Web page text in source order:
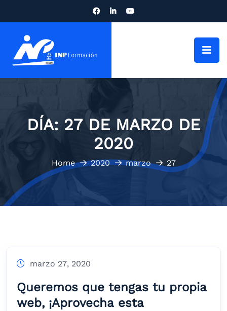
DÍA: 27 DE MARZO DE
2020
Home 2020 marzo 27
marzo 27, 2020
Queremos que tengas tu propia
web, ¡Aprovecha esta